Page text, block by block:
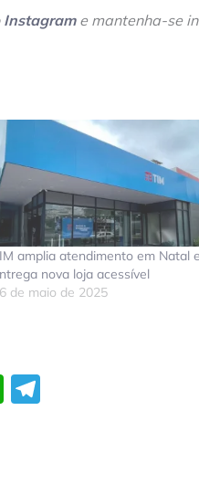
Instagrame mantenha-se
amplia atendimento em Natal e
nova loja acessível
de maio de 2025
WhatsApp